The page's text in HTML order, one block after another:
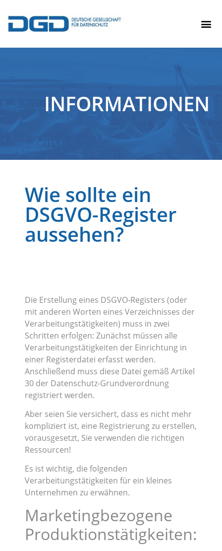
INFORMATIONEN
Wie sollte ein
DSGVO-Register
aussehen?
Die Erstellung eines DSGVO-Registers (oder
mit anderen Worten eines Verzeichnisses der
Verarbeitungstätigkeiten) muss in zwei
Schritten erfolgen: Zunächst müssen alle
Verarbeitungstätigkeiten der Einrichtung in
einer Registerdatei erfasst werden.
Anschließend muss diese Datei gemäß Artikel
30 der Datenschutz-Grundverordnung
registriert werden.
Aber seien Sie versichert, dass es nicht mehr
kompliziert ist, eine Registrierung zu erstellen,
vorausgesetzt, Sie verwenden die richtigen
Ressourcen!
Es ist wichtig, die folgenden
Verarbeitungstätigkeiten für ein kleines
Unternehmen zu erwähnen.
Marketingbezogene
Produktionstätigkeiten: